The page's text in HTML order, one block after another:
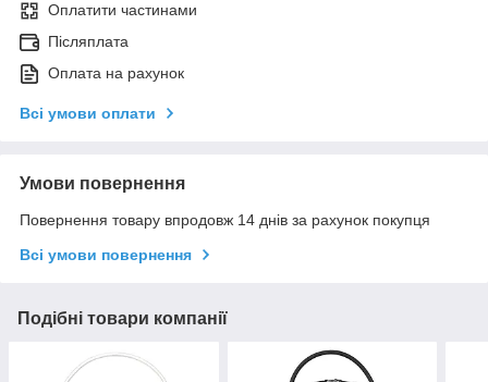
Оплатити частинами
Післяплата
Оплата на рахунок
Всі умови оплати
Умови повернення
Повернення товару впродовж 14 днів за рахунок покупця
Всі умови повернення
Подібні товари компанії